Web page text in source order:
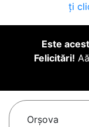
ți
Este
Felicitări!
Orşova